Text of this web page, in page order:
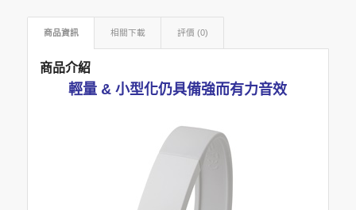
商品資訊 相關下載 評價 (0)
商品介紹
輕量 & 小型化仍具備強而有力音效